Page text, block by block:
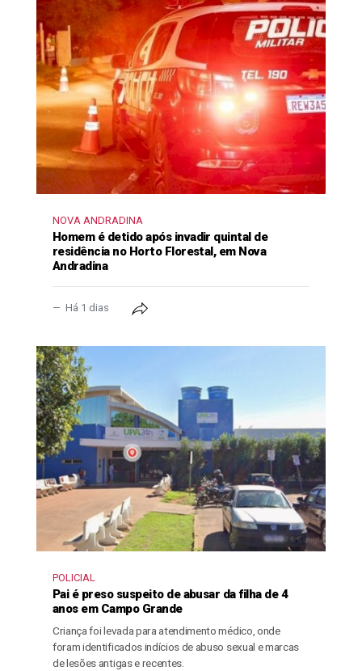
NOVA ANDRADINA
Homem é detido após invadir quintal de
residência no Horto Florestal, em Nova
Andradina
Há 1 dias
POLICIAL
Pai é preso suspeito de abusar da filha de 4
anos em Campo Grande
Criança foi levada para atendimento médico, onde
foram identificados indícios de abuso sexual e marcas
de lesões antigas e recentes.